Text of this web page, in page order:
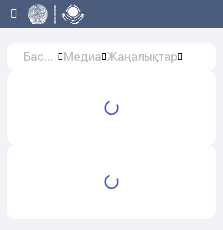
Басты
Медиа Жаңалықтар